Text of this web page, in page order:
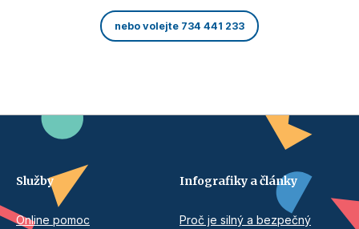
nebo volejte 734 441 233
Služby
Online pomoc
Infografiky a články
Proč je silný a bezpečný